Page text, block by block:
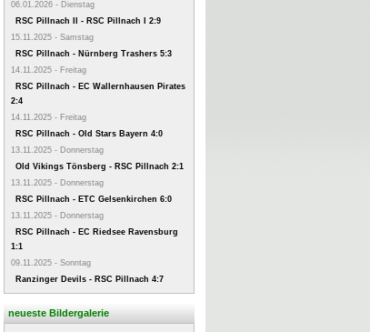
06.01.2026 - Dienstag
RSC Pillnach II - RSC Pillnach I 2:9
15.11.2025 - Samstag
RSC Pillnach - Nürnberg Trashers 5:3
14.11.2025 - Freitag
RSC Pillnach - EC Wallernhausen Pirates
2:4
14.11.2025 - Freitag
RSC Pillnach - Old Stars Bayern 4:0
13.11.2025 - Donnerstag
Old Vikings Tönsberg - RSC Pillnach 2:1
13.11.2025 - Donnerstag
RSC Pillnach - ETC Gelsenkirchen 6:0
13.11.2025 - Donnerstag
RSC Pillnach - EC Riedsee Ravensburg
1:1
09.11.2025 - Sonntag
Ranzinger Devils - RSC Pillnach 4:7
neueste Bildergalerie